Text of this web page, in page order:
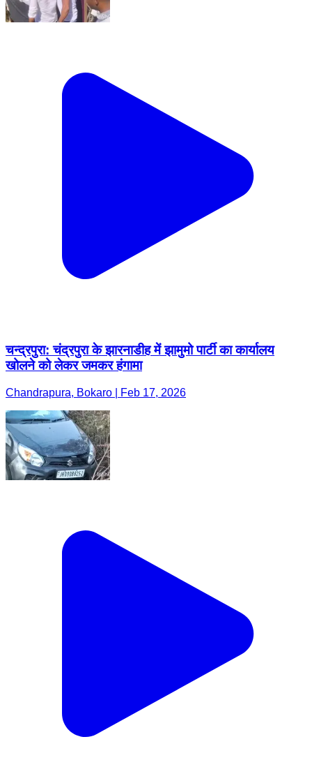
चन्द्रपुरा: चंद्रपुरा के झारनाडीह में झामुमो पार्टी का कार्यालय
खोलने को लेकर जमकर हंगामा
Chandrapura, Bokaro | Feb 17, 2026